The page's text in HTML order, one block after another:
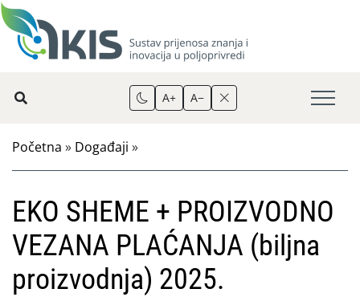
A+ A−
Početna » Događaji »
EKO SHEME + PROIZVODNO
VEZANA PLAĆANJA (biljna
proizvodnja) 2025.